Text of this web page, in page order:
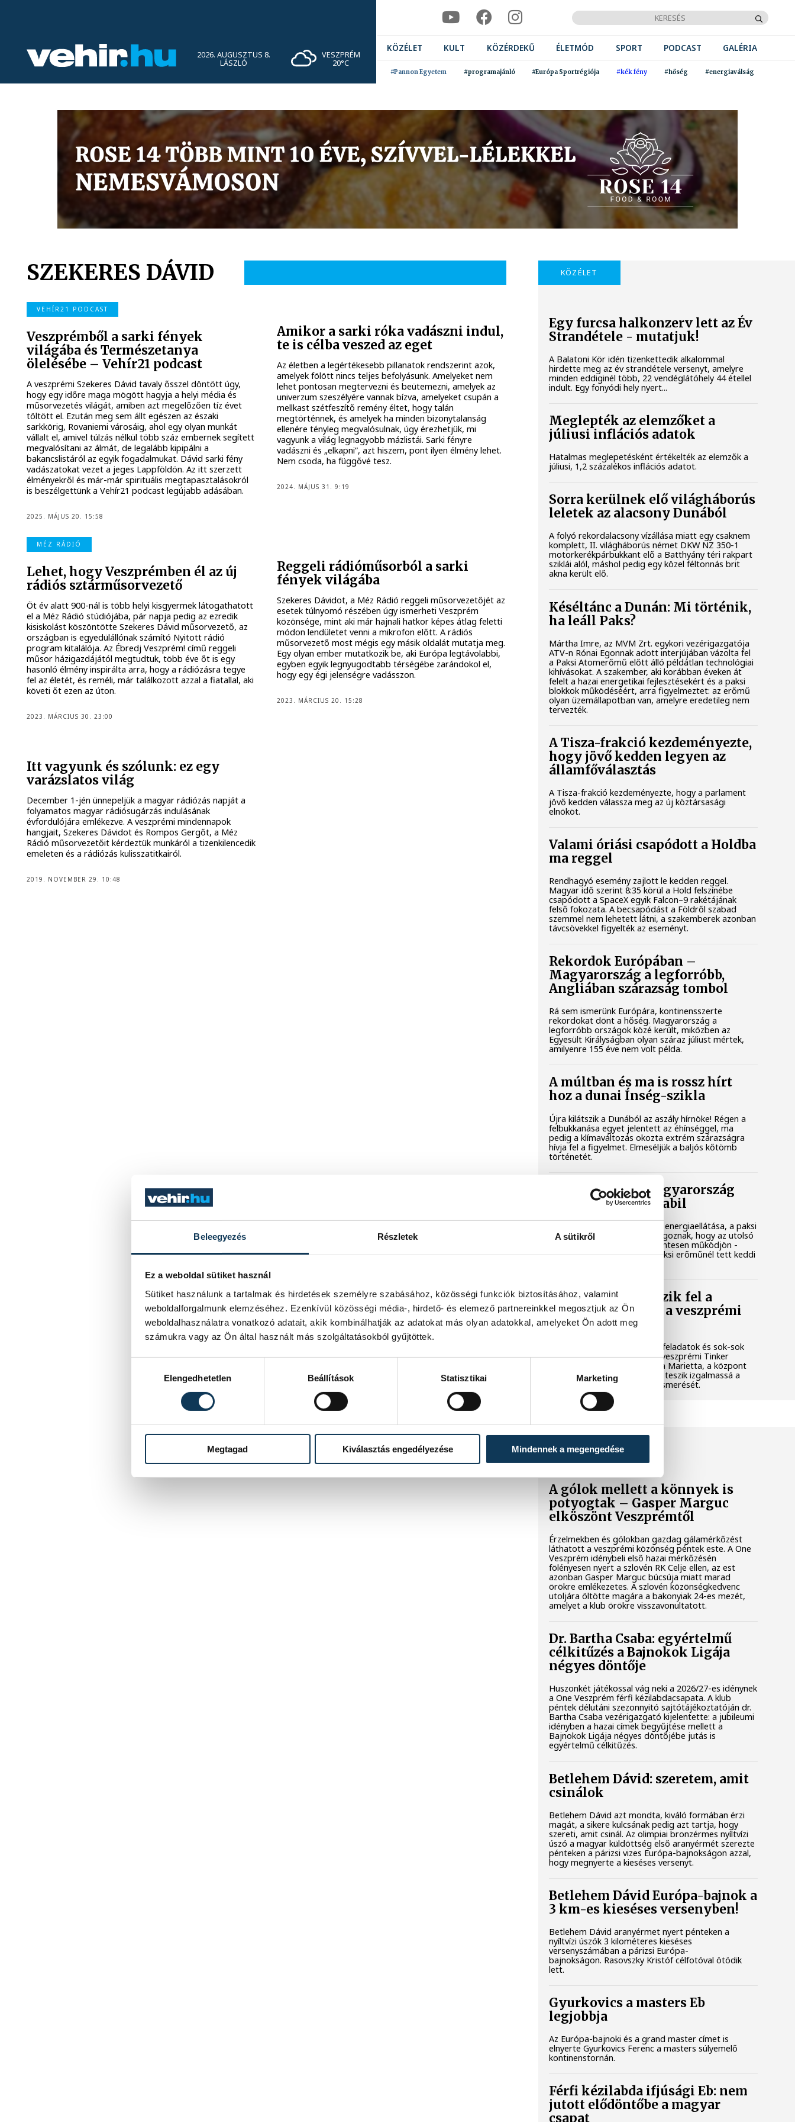
Beleegyezés Részletek A sütikről
Ez a weboldal sütiket használ
Sütiket használunk a tartalmak és hirdetések személyre szabásához, közösségi funkciók biztosításához, valamint
weboldalforgalmunk elemzéséhez. Ezenkívül közösségi média-, hirdető- és elemező partnereinkkel megosztjuk az Ön
weboldalhasználatra vonatkozó adatait, akik kombinálhatják az adatokat más olyan adatokkal, amelyeket Ön adott meg
számukra vagy az Ön által használt más szolgáltatásokból gyűjtöttek.
Elengedhetetlen
Beállítások Statisztikai Marketing
Megtagad Kiválasztás engedélyezése Mindennek a megengedése
2026. AUGUSZTUS 8.
LÁSZLÓ
VESZPRÉM
20°C
KÖZÉLET KULT KÖZÉRDEKŰ ÉLETMÓD SPORT PODCAST GALÉRIA
#Pannon Egyetem #programajánló #Európa Sportrégiója #kék fény #hőség #energiaválság
SZEKERES DÁVID
VEHÍR21 PODCAST
Veszprémből a sarki fények
világába és Természetanya
ölelésébe – Vehír21 podcast
A veszprémi Szekeres Dávid tavaly ősszel döntött úgy,
hogy egy időre maga mögött hagyja a helyi média és
műsorvezetés világát, amiben azt megelőzően tíz évet
töltött el. Ezután meg sem állt egészen az északi
sarkkörig, Rovaniemi városáig, ahol egy olyan munkát
vállalt el, amivel túlzás nélkül több száz embernek segített
megvalósítani az álmát, de legalább kipipálni a
bakancslistáról az egyik fogadalmukat. Dávid sarki fény
vadászatokat vezet a jeges Lappföldön. Az itt szerzett
élményekről és már-már spirituális megtapasztalásokról
is beszélgettünk a Vehír21 podcast legújabb adásában.
2025. MÁJUS 20. 15:58
Amikor a sarki róka vadászni indul,
te is célba veszed az eget
Az életben a legértékesebb pillanatok rendszerint azok,
amelyek fölött nincs teljes befolyásunk. Amelyeket nem
lehet pontosan megtervezni és beütemezni, amelyek az
univerzum szeszélyére vannak bízva, amelyeket csupán a
mellkast szétfeszítő remény éltet, hogy talán
megtörténnek, és amelyek ha minden bizonytalanság
ellenére tényleg megvalósulnak, úgy érezhetjük, mi
vagyunk a világ legnagyobb mázlistái. Sarki fényre
vadászni és „elkapni”, azt hiszem, pont ilyen élmény lehet.
Nem csoda, ha függővé tesz.
2024. MÁJUS 31. 9:19
MÉZ RÁDIÓ
Lehet, hogy Veszprémben él az új
rádiós sztárműsorvezető
Öt év alatt 900-nál is több helyi kisgyermek látogathatott
el a Méz Rádió stúdiójába, pár napja pedig az ezredik
kisiskolást köszöntötte Szekeres Dávid műsorvezető, az
országban is egyedülállónak számító Nyitott rádió
program kitalálója. Az Ébredj Veszprém! című reggeli
műsor házigazdájától megtudtuk, több éve őt is egy
hasonló élmény inspirálta arra, hogy a rádiózásra tegye
fel az életét, és reméli, már találkozott azzal a fiatallal, aki
követi őt ezen az úton.
2023. MÁRCIUS 30. 23:00
Reggeli rádióműsorból a sarki
fények világába
Szekeres Dávidot, a Méz Rádió reggeli műsorvezetőjét az
esetek túlnyomó részében úgy ismerheti Veszprém
közönsége, mint aki már hajnali hatkor képes átlag feletti
módon lendületet venni a mikrofon előtt. A rádiós
műsorvezető most mégis egy másik oldalát mutatja meg.
Egy olyan ember mutatkozik be, aki Európa legtávolabbi,
egyben egyik legnyugodtabb térségébe zarándokol el,
hogy egy égi jelenségre vadásszon.
2023. MÁRCIUS 20. 15:28
Itt vagyunk és szólunk: ez egy
varázslatos világ
December 1-jén ünnepeljük a magyar rádiózás napját a
folyamatos magyar rádiósugárzás indulásának
évfordulójára emlékezve. A veszprémi mindennapok
hangjait, Szekeres Dávidot és Rompos Gergőt, a Méz
Rádió műsorvezetőit kérdeztük munkáról a tizenkilencedik
emeleten és a rádiózás kulisszatitkairól.
2019. NOVEMBER 29. 10:48
KÖZÉLET
Egy furcsa halkonzerv lett az Év
Strandétele - mutatjuk!
A Balatoni Kör idén tizenkettedik alkalommal
hirdette meg az év strandétele versenyt, amelyre
minden eddiginél több, 22 vendéglátóhely 44 étellel
indult. Egy fonyódi hely nyert...
Meglepték az elemzőket a
júliusi inflációs adatok
Hatalmas meglepetésként értékelték az elemzők a
júliusi, 1,2 százalékos inflációs adatot.
Sorra kerülnek elő világháborús
leletek az alacsony Dunából
A folyó rekordalacsony vízállása miatt egy csaknem
komplett, II. világháborús német DKW NZ 350-1
motorkerékpárbukkant elő a Batthyány téri rakpart
sziklái alól, máshol pedig egy közel féltonnás brit
akna került elő.
Késéltánc a Dunán: Mi történik,
ha leáll Paks?
Mártha Imre, az MVM Zrt. egykori vezérigazgatója
ATV-n Rónai Egonnak adott interjújában vázolta fel
a Paksi Atomerőmű előtt álló példátlan technológiai
kihívásokat. A szakember, aki korábban éveken át
felelt a hazai energetikai fejlesztésekért és a paksi
blokkok működéséért, arra figyelmeztet: az erőmű
olyan üzemállapotban van, amelyre eredetileg nem
tervezték.
A Tisza-frakció kezdeményezte,
hogy jövő kedden legyen az
államfőválasztás
A Tisza-frakció kezdeményezte, hogy a parlament
jövő kedden válassza meg az új köztársasági
elnököt.
Valami óriási csapódott a Holdba
ma reggel
Rendhagyó esemény zajlott le kedden reggel.
Magyar idő szerint 8:35 körül a Hold felszínébe
csapódott a SpaceX egyik Falcon–9 rakétájának
felső fokozata. A becsapódást a Földről szabad
szemmel nem lehetett látni, a szakemberek azonban
távcsövekkel figyelték az eseményt.
Rekordok Európában –
Magyarország a legforróbb,
Angliában szárazság tombol
Rá sem ismerünk Európára, kontinensszerte
rekordokat dönt a hőség. Magyarország a
legforróbb országok közé került, miközben az
Egyesült Királyságban olyan száraz júliust mértek,
amilyenre 155 éve nem volt példa.
A múltban és ma is rossz hírt
hoz a dunai Ínség-szikla
Újra kilátszik a Dunából az aszály hírnöke! Régen a
felbukkanása egyet jelentett az éhínséggel, ma
pedig a klímaváltozás okozta extrém szárazságra
hívja fel a figyelmet. Elmeséljük a baljós kőtömb
történetét.
Magyar Péter: Magyarország
energiaellátása stabil
Jelenleg stabil Magyarország energiaellátása, a paksi
erőmű munkatársai azon dolgoznak, hogy az utolsó
még termelő turbina hibamentesen működjön -
közölte a miniszterelnök a paksi erőműnél tett keddi
Játék közben fedezik fel a
tudomány világát a veszprémi
gyerekek
Látványos kísérletek, kreatív feladatok és sok-sok
élmény várja a gyerekeket a veszprémi Tinker
Labsben. Videónkban Balassa Marietta, a központ
vezetője mutatja be, hogyan teszik izgalmassá a
természettudományok megismerését.
A gólok mellett a könnyek is
potyogtak – Gasper Marguc
elköszönt Veszprémtől
Érzelmekben és gólokban gazdag gálamérkőzést
láthatott a veszprémi közönség péntek este. A One
Veszprém idénybeli első hazai mérkőzésén
fölényesen nyert a szlovén RK Celje ellen, az est
azonban Gasper Marguc búcsúja miatt marad
örökre emlékezetes. A szlovén közönségkedvenc
utoljára öltötte magára a bakonyiak 24-es mezét,
amelyet a klub örökre visszavonultatott.
Dr. Bartha Csaba: egyértelmű
célkitűzés a Bajnokok Ligája
négyes döntője
Huszonkét játékossal vág neki a 2026/27-es idénynek
a One Veszprém férfi kézilabdacsapata. A klub
péntek délutáni szezonnyitó sajtótájékoztatóján dr.
Bartha Csaba vezérigazgató kijelentette: a jubileumi
idényben a hazai címek begyűjtése mellett a
Bajnokok Ligája négyes döntőjébe jutás is
egyértelmű célkitűzés.
Betlehem Dávid: szeretem, amit
csinálok
Betlehem Dávid azt mondta, kiváló formában érzi
magát, a sikere kulcsának pedig azt tartja, hogy
szereti, amit csinál. Az olimpiai bronzérmes nyíltvízi
úszó a magyar küldöttség első aranyérmét szerezte
pénteken a párizsi vizes Európa-bajnokságon azzal,
hogy megnyerte a kieséses versenyt.
Betlehem Dávid Európa-bajnok a
3 km-es kieséses versenyben!
Betlehem Dávid aranyérmet nyert pénteken a
nyíltvízi úszók 3 kilométeres kieséses
versenyszámában a párizsi Európa-
bajnokságon. Rasovszky Kristóf célfotóval ötödik
lett.
Gyurkovics a masters Eb
legjobbja
Az Európa-bajnoki és a grand master címet is
elnyerte Gyurkovics Ferenc a masters súlyemelő
kontinenstornán.
Férfi kézilabda ifjúsági Eb: nem
jutott elődöntőbe a magyar
csapat